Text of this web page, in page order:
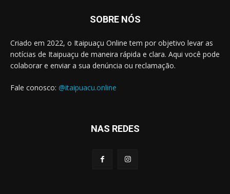
SOBRE NÓS
Criado em 2022, o Itaipuaçu Online tem por objetivo levar as
notícias de Itaipuaçu de maneira rápida e clara. Aqui você pode
colaborar e enviar a sua denúncia ou reclamação.
Fale conosco: @itaipuacu.online
NAS REDES